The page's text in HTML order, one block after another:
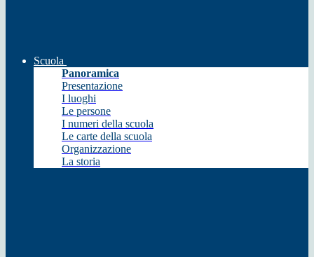
Scuola
Panoramica
Presentazione
I luoghi
Le persone
I numeri della scuola
Le carte della scuola
Organizzazione
La storia